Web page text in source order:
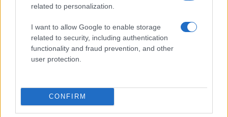
related to personalization.
I want to allow Google to enable storage
related to security, including authentication
functionality and fraud prevention, and other
user protection.
CONFIRM
Nyugati GSM
320.000 Ft (új)